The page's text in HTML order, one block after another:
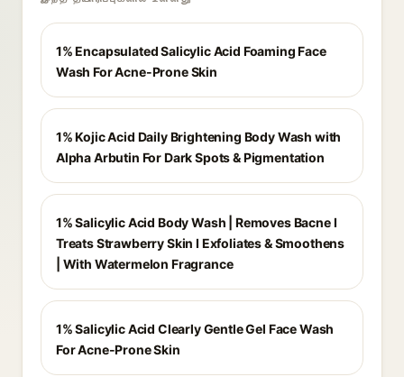
1% Encapsulated Salicylic Acid Foaming Face
Wash For Acne-Prone Skin
1% Kojic Acid Daily Brightening Body Wash with
Alpha Arbutin For Dark Spots & Pigmentation
1% Salicylic Acid Body Wash | Removes Bacne I
Treats Strawberry Skin I Exfoliates & Smoothens
| With Watermelon Fragrance
1% Salicylic Acid Clearly Gentle Gel Face Wash
For Acne-Prone Skin